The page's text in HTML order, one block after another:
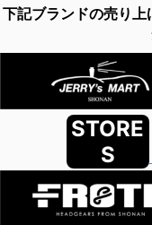
下記ブランドの売り
STORE
S